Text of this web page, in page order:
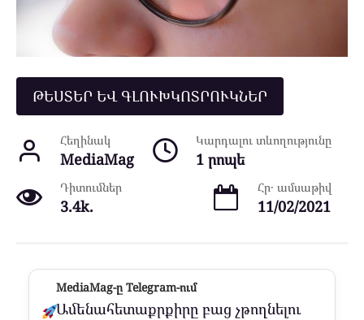
ԹԵՍՏԵՐ ԵՎ ԳԼՈՒԽԿՈՏՐՈՒԿՆԵՐ
Հեղինակ
MediaMag
Կարդալու տևողությունը
1 րոպե
Դիտումներ
3.4k.
Հր․ ամսաթիվ
11/02/2021
MediaMag-ը Telegram-ում
Ամենահետաքրքիրը բաց չթողնելու